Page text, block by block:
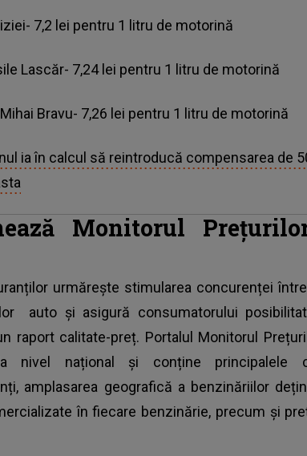
7,2 lei pentru 1 litru de motorină
Lascăr- 7,24 lei pentru 1 litru de motorină
Bravu- 7,26 lei pentru 1 litru de motorină
ia în calcul să reintroducă compensarea de
Monitorul
urmărește stimularea concurenței
auto și asigură consumatorului
raport calitate-preț. Portalul Monitorul
nivel național și conține principalele
amplasarea geografică a benzinăriilor
în fiecare benzinărie, precum și